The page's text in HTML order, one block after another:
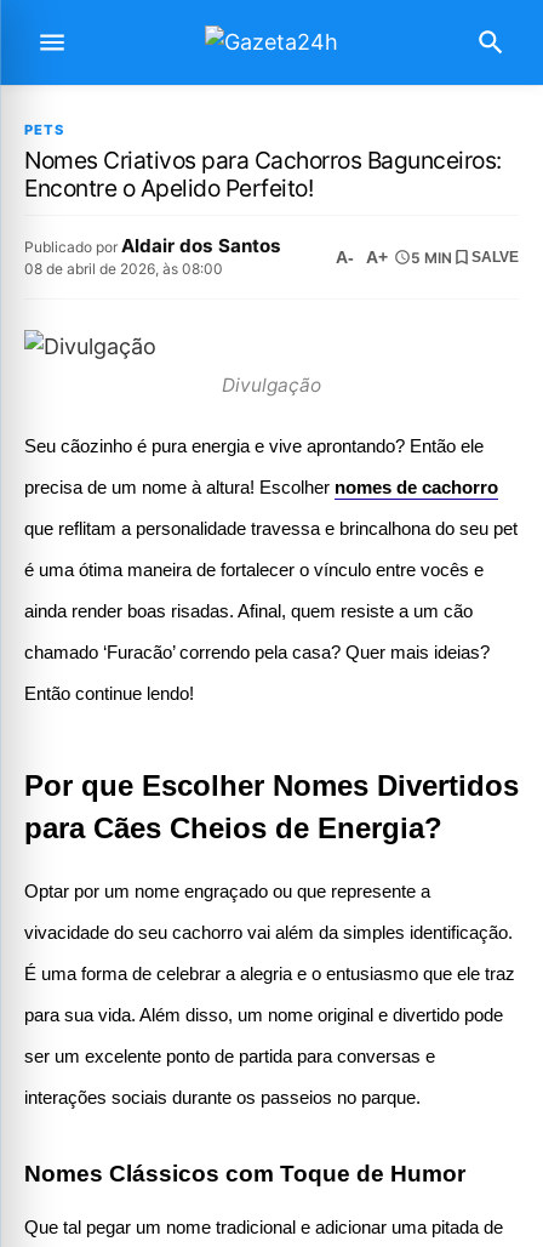
PETS
Nomes Criativos para Cachorros Bagunceiros:
Encontre o Apelido Perfeito!
Publicado por Aldair dos Santos
08 de abril de 2026, às 08:00
A- A+ 5 MIN SALVE
Divulgação
Seu cãozinho é pura energia e vive aprontando? Então ele
precisa de um nome à altura! Escolher nomes de cachorro
que reflitam a personalidade travessa e brincalhona do seu pet
é uma ótima maneira de fortalecer o vínculo entre vocês e
ainda render boas risadas. Afinal, quem resiste a um cão
chamado ‘Furacão’ correndo pela casa? Quer mais ideias?
Então continue lendo!
Por que Escolher Nomes Divertidos
para Cães Cheios de Energia?
Optar por um nome engraçado ou que represente a
vivacidade do seu cachorro vai além da simples identificação.
É uma forma de celebrar a alegria e o entusiasmo que ele traz
para sua vida. Além disso, um nome original e divertido pode
ser um excelente ponto de partida para conversas e
interações sociais durante os passeios no parque.
Nomes Clássicos com Toque de Humor
Que tal pegar um nome tradicional e adicionar uma pitada de